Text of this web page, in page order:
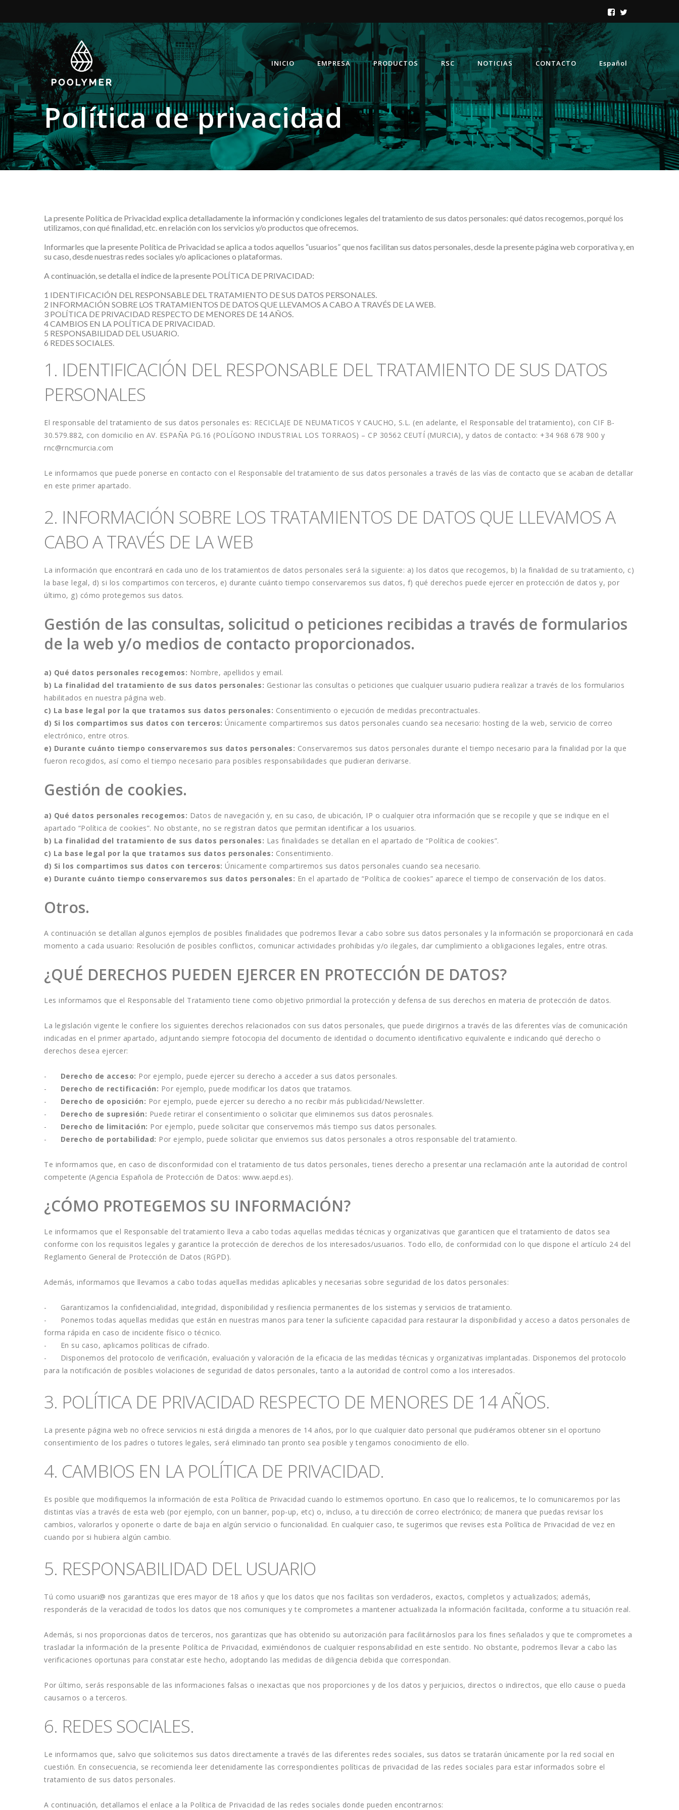
INICIO EMPRESA PRODUCTOS RSC NOTICIAS CONTACTO Español
Política de privacidad
La presente Política de Privacidad explica detalladamente la información y condiciones legales del tratamiento de sus datos personales: qué datos recogemos, porqué los
utilizamos, con qué finalidad, etc. en relación con los servicios y/o productos que ofrecemos.
Informarles que la presente Política de Privacidad se aplica a todos aquellos “usuarios” que nos facilitan sus datos personales, desde la presente página web corporativa y, en
su caso, desde nuestras redes sociales y/o aplicaciones o plataformas.
A continuación, se detalla el índice de la presente POLÍTICA DE PRIVACIDAD:
1 IDENTIFICACIÓN DEL RESPONSABLE DEL TRATAMIENTO DE SUS DATOS PERSONALES.
2 INFORMACIÓN SOBRE LOS TRATAMIENTOS DE DATOS QUE LLEVAMOS A CABO A TRAVÉS DE LA WEB.
3 POLÍTICA DE PRIVACIDAD RESPECTO DE MENORES DE 14 AÑOS.
4 CAMBIOS EN LA POLÍTICA DE PRIVACIDAD.
5 RESPONSABILIDAD DEL USUARIO.
6 REDES SOCIALES.
1. IDENTIFICACIÓN DEL RESPONSABLE DEL TRATAMIENTO DE SUS DATOS
PERSONALES
El responsable del tratamiento de sus datos personales es: RECICLAJE DE NEUMATICOS Y CAUCHO, S.L. (en adelante, el Responsable del tratamiento), con CIF B-
rnc@rncmurcia.com
Le informamos que puede ponerse en contacto con el Responsable del tratamiento de sus datos personales a través de las vías de contacto que se acaban de detallar
en este primer apartado.
2. INFORMACIÓN SOBRE LOS TRATAMIENTOS DE DATOS QUE LLEVAMOS A
CABO A TRAVÉS DE LA WEB
La información que encontrará en cada uno de los tratamientos de datos personales será la siguiente: a) los datos que recogemos, b) la finalidad de su tratamiento, c)
la base legal, d) si los compartimos con terceros, e) durante cuánto tiempo conservaremos sus datos, f) qué derechos puede ejercer en protección de datos y, por
último, g) cómo protegemos sus datos.
Gestión de las consultas, solicitud o peticiones recibidas a través de formularios
de la web y/o medios de contacto proporcionados.
a) Qué datos personales recogemos: Nombre, apellidos y email.
b) La finalidad del tratamiento de sus datos personales: Gestionar las consultas o peticiones que cualquier usuario pudiera realizar a través de los formularios
habilitados en nuestra página web.
c) La base legal por la que tratamos sus datos personales: Consentimiento o ejecución de medidas precontractuales.
d) Si los compartimos sus datos con terceros: Únicamente compartiremos sus datos personales cuando sea necesario: hosting de la web, servicio de correo
electrónico, entre otros.
e) Durante cuánto tiempo conservaremos sus datos personales: Conservaremos sus datos personales durante el tiempo necesario para la finalidad por la que
fueron recogidos, así como el tiempo necesario para posibles responsabilidades que pudieran derivarse.
Gestión de cookies.
a) Qué datos personales recogemos: Datos de navegación y, en su caso, de ubicación, IP o cualquier otra información que se recopile y que se indique en el
apartado “Política de cookies”. No obstante, no se registran datos que permitan identificar a los usuarios.
b) La finalidad del tratamiento de sus datos personales: Las finalidades se detallan en el apartado de “Política de cookies”.
c) La base legal por la que tratamos sus datos personales: Consentimiento.
d) Si los compartimos sus datos con terceros: Únicamente compartiremos sus datos personales cuando sea necesario.
e) Durante cuánto tiempo conservaremos sus datos personales: En el apartado de “Política de cookies” aparece el tiempo de conservación de los datos.
Otros.
A continuación se detallan algunos ejemplos de posibles finalidades que podremos llevar a cabo sobre sus datos personales y la información se proporcionará en cada
momento a cada usuario: Resolución de posibles conflictos, comunicar actividades prohibidas y/o ilegales, dar cumplimiento a obligaciones legales, entre otras.
¿QUÉ DERECHOS PUEDEN EJERCER EN PROTECCIÓN DE DATOS?
Les informamos que el Responsable del Tratamiento tiene como objetivo primordial la protección y defensa de sus derechos en materia de protección de datos.
La legislación vigente le confiere los siguientes derechos relacionados con sus datos personales, que puede dirigirnos a través de las diferentes vías de comunicación
indicadas en el primer apartado, adjuntando siempre fotocopia del documento de identidad o documento identificativo equivalente e indicando qué derecho o
derechos desea ejercer:
- Derecho de acceso: Por ejemplo, puede ejercer su derecho a acceder a sus datos personales.
- Derecho de rectificación: Por ejemplo, puede modificar los datos que tratamos.
- Derecho de oposición: Por ejemplo, puede ejercer su derecho a no recibir más publicidad/Newsletter.
- Derecho de supresión: Puede retirar el consentimiento o solicitar que eliminemos sus datos perosnales.
- Derecho de limitación: Por ejemplo, puede solicitar que conservemos más tiempo sus datos personales.
-
Derecho de portabilidad: Por ejemplo, puede solicitar que enviemos sus datos personales a otros responsable del tratamiento.
Te informamos que, en caso de disconformidad con el tratamiento de tus datos personales, tienes derecho a presentar una reclamación ante la autoridad de control
competente (Agencia Española de Protección de Datos: www.aepd.es).
¿CÓMO PROTEGEMOS SU INFORMACIÓN?
Le informamos que el Responsable del tratamiento lleva a cabo todas aquellas medidas técnicas y organizativas que garanticen que el tratamiento de datos sea
conforme con los requisitos legales y garantice la protección de derechos de los interesados/usuarios. Todo ello, de conformidad con lo que dispone el artículo 24 del
Reglamento General de Protección de Datos (RGPD).
Además, informamos que llevamos a cabo todas aquellas medidas aplicables y necesarias sobre seguridad de los datos personales:
-      Garantizamos la confidencialidad, integridad, disponibilidad y resiliencia permanentes de los sistemas y servicios de tratamiento.
-      Ponemos todas aquellas medidas que están en nuestras manos para tener la suficiente capacidad para restaurar la disponibilidad y acceso a datos personales de
forma rápida en caso de incidente físico o técnico.
-      En su caso, aplicamos políticas de cifrado.
-      Disponemos del protocolo de verificación, evaluación y valoración de la eficacia de las medidas técnicas y organizativas implantadas. Disponemos del protocolo
para la notificación de posibles violaciones de seguridad de datos personales, tanto a la autoridad de control como a los interesados.
3. POLÍTICA DE PRIVACIDAD RESPECTO DE MENORES DE 14 AÑOS.
La presente página web no ofrece servicios ni está dirigida a menores de 14 años, por lo que cualquier dato personal que pudiéramos obtener sin el oportuno
consentimiento de los padres o tutores legales, será eliminado tan pronto sea posible y tengamos conocimiento de ello.
4. CAMBIOS EN LA POLÍTICA DE PRIVACIDAD.
Es posible que modifiquemos la información de esta Política de Privacidad cuando lo estimemos oportuno. En caso que lo realicemos, te lo comunicaremos por las
distintas vías a través de esta web (por ejemplo, con un banner, pop-up, etc) o, incluso, a tu dirección de correo electrónico; de manera que puedas revisar los
cambios, valorarlos y oponerte o darte de baja en algún servicio o funcionalidad. En cualquier caso, te sugerimos que revises esta Política de Privacidad de vez en
cuando por si hubiera algún cambio.
5. RESPONSABILIDAD DEL USUARIO
Tú como usuari@ nos garantizas que eres mayor de 18 años y que los datos que nos facilitas son verdaderos, exactos, completos y actualizados; además,
responderás de la veracidad de todos los datos que nos comuniques y te comprometes a mantener actualizada la información facilitada, conforme a tu situación real.
Además, si nos proporcionas datos de terceros, nos garantizas que has obtenido su autorización para facilitárnoslos para los fines señalados y que te comprometes a
trasladar la información de la presente Política de Privacidad, eximiéndonos de cualquier responsabilidad en este sentido. No obstante, podremos llevar a cabo las
verificaciones oportunas para constatar este hecho, adoptando las medidas de diligencia debida que correspondan.
Por último, serás responsable de las informaciones falsas o inexactas que nos proporciones y de los datos y perjuicios, directos o indirectos, que ello cause o pueda
causarnos o a terceros.
6. REDES SOCIALES.
Le informamos que, salvo que solicitemos sus datos directamente a través de las diferentes redes sociales, sus datos se tratarán únicamente por la red social en
cuestión. En consecuencia, se recomienda leer detenidamente las correspondientes políticas de privacidad de las redes sociales para estar informados sobre el
tratamiento de sus datos personales.
A continuación, detallamos el enlace a la Política de Privacidad de las redes sociales donde pueden encontrarnos: